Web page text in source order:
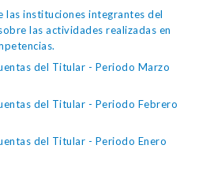
las instituciones integrantes del
las actividades realizadas en
del Titular - Periodo Marzo
del Titular - Periodo Febrero
del Titular - Periodo Enero